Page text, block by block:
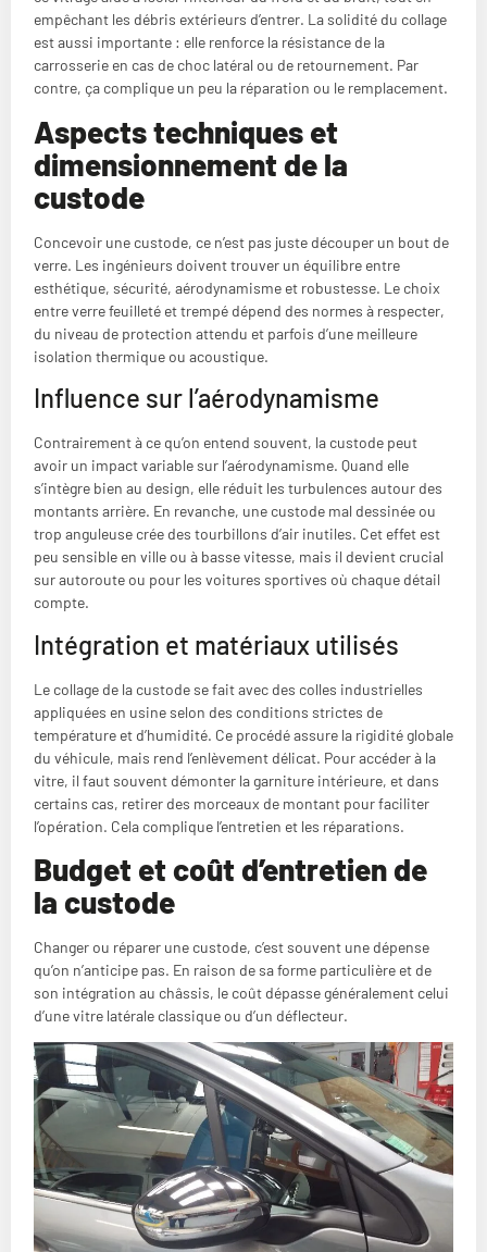
empêchant les débris extérieurs d’entrer. La solidité du collage
est aussi importante : elle renforce la résistance de la
carrosserie en cas de choc latéral ou de retournement. Par
contre, ça complique un peu la réparation ou le remplacement.
Aspects techniques et
dimensionnement de la
custode
Concevoir une custode, ce n’est pas juste découper un bout de
verre. Les ingénieurs doivent trouver un équilibre entre
esthétique, sécurité, aérodynamisme et robustesse. Le choix
entre verre feuilleté et trempé dépend des normes à respecter,
du niveau de protection attendu et parfois d’une meilleure
isolation thermique ou acoustique.
Influence sur l’aérodynamisme
Contrairement à ce qu’on entend souvent, la custode peut
avoir un impact variable sur l’aérodynamisme. Quand elle
s’intègre bien au design, elle réduit les turbulences autour des
montants arrière. En revanche, une custode mal dessinée ou
trop anguleuse crée des tourbillons d’air inutiles. Cet effet est
peu sensible en ville ou à basse vitesse, mais il devient crucial
sur autoroute ou pour les voitures sportives où chaque détail
compte.
Intégration et matériaux utilisés
Le collage de la custode se fait avec des colles industrielles
appliquées en usine selon des conditions strictes de
température et d’humidité. Ce procédé assure la rigidité globale
du véhicule, mais rend l’enlèvement délicat. Pour accéder à la
vitre, il faut souvent démonter la garniture intérieure, et dans
certains cas, retirer des morceaux de montant pour faciliter
l’opération. Cela complique l’entretien et les réparations.
Budget et coût d’entretien de
la custode
Changer ou réparer une custode, c’est souvent une dépense
qu’on n’anticipe pas. En raison de sa forme particulière et de
son intégration au châssis, le coût dépasse généralement celui
d’une vitre latérale classique ou d’un déflecteur.